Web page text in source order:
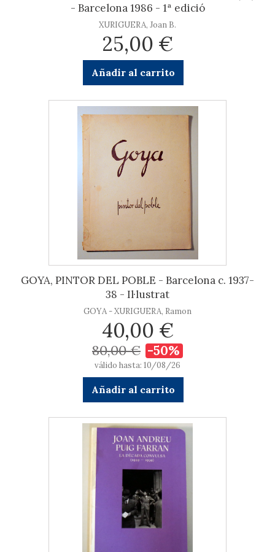
- Barcelona 1986 - 1ª edició
XURIGUERA, Joan B.
25,00 €
Añadir al carrito
GOYA, PINTOR DEL POBLE - Barcelona c. 1937-
38 - Il·lustrat
GOYA - XURIGUERA, Ramon
40,00 €
80,00 € -50%
válido hasta: 10/08/26
Añadir al carrito